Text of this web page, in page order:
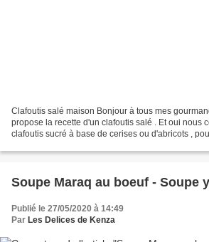
Clafoutis salé maison Bonjour à tous mes
propose la recette d'un clafoutis salé . Et oui nous
clafoutis sucré à base de cerises ou d'abricots ,
Soupe Maraq au boeuf - Soupe
Publié le 27/05/2020 à 14:49
Par Les Delices de Kenza